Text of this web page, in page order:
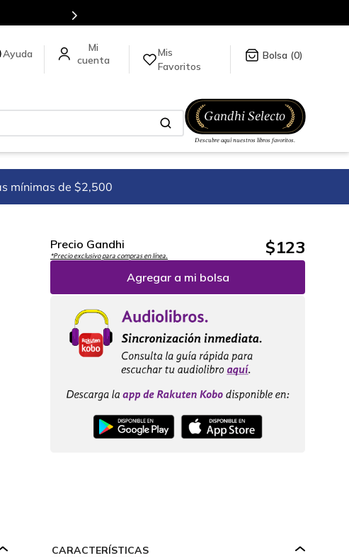
Ayuda
Mis
Favoritos
0
mínimas de $2,500
Precio Gandhi
*Precio exclusivo para compras en línea. $123
Agregar a mi bolsa
CARACTERÍSTICAS